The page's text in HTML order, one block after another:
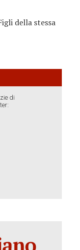
della stessa
di